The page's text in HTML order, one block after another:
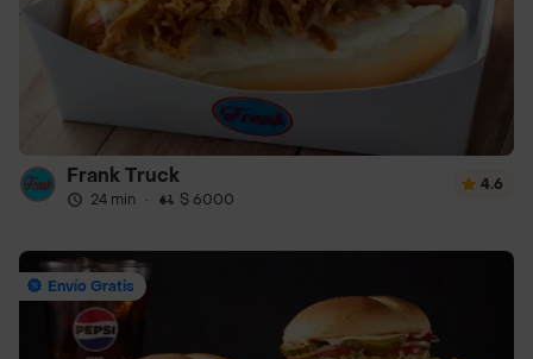
Frank Truck
24 min · $ 6000
4.6
Envío Gratis